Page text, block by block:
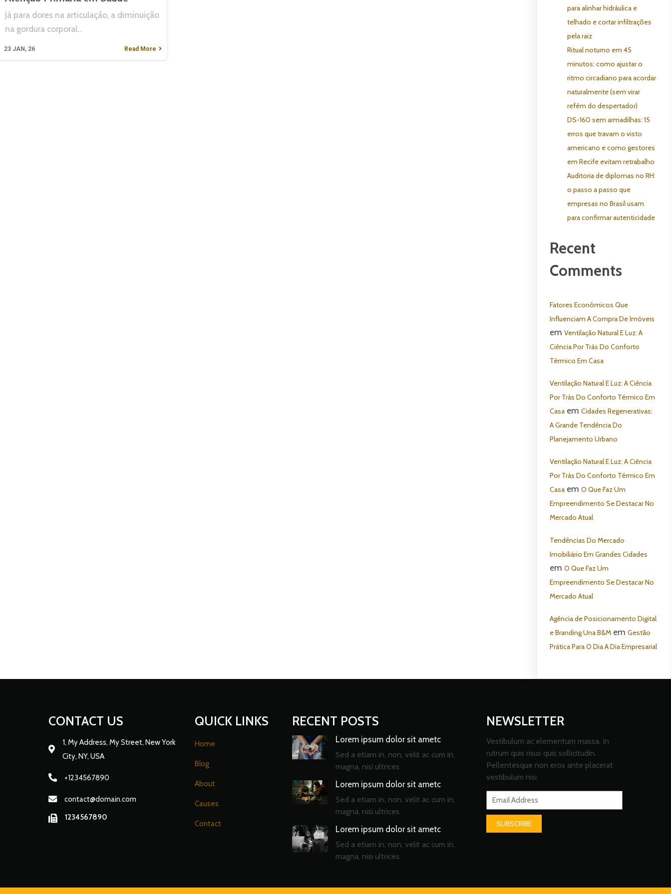
23 JAN, 26
Já para dores na articulação, a diminuição
na gordura corporal…
Read More
para alinhar hidráulica e
telhado e cortar infiltrações
pela raiz
Ritual noturno em 45
minutos: como ajustar o
ritmo circadiano para acordar
naturalmente (sem virar
refém do despertador)
DS-160 sem armadilhas: 15
erros que travam o visto
americano e como gestores
em Recife evitam retrabalho
Auditoria de diplomas no RH:
o passo a passo que
empresas no Brasil usam
para confirmar autenticidade
Recent
Comments
Fatores Econômicos Que
Influenciam A Compra De Imóveis
emVentilação Natural E Luz: A
Ciência Por Trás Do Conforto
Térmico Em Casa
Ventilação Natural E Luz: A Ciência
Por Trás Do Conforto Térmico Em
Casa emCidades Regenerativas:
A Grande Tendência Do
Planejamento Urbano
Ventilação Natural E Luz: A Ciência
Por Trás Do Conforto Térmico Em
Casa emO Que Faz Um
Empreendimento Se Destacar No
Mercado Atual
Tendências Do Mercado
Imobiliário Em Grandes Cidades
emO Que Faz Um
Empreendimento Se Destacar No
Mercado Atual
Agência de Posicionamento Digital
e Branding Una B&M emGestão
Prática Para O Dia A Dia Empresarial
CONTACT US
1, My Address, My Street, New York
City, NY, USA
+1234567890
contact@domain.com
1234567890
QUICK LINKS
Home
Blog
About
Causes
Contact
RECENT POSTS
Lorem ipsum dolor sit ametc
Sed a etiam in, non, velit ac cum in,
magna, nisi ultrices.
Lorem ipsum dolor sit ametc
Sed a etiam in, non, velit ac cum in,
magna, nisi ultrices.
Lorem ipsum dolor sit ametc
Sed a etiam in, non, velit ac cum in,
magna, nisi ultrices.
NEWSLETTER
Vestibulum ac elementum massa. In
rutrum quis risus quis sollicitudin.
Pellentesque non eros ante placerat
vestibulum nisi.
SUBSCRIBE